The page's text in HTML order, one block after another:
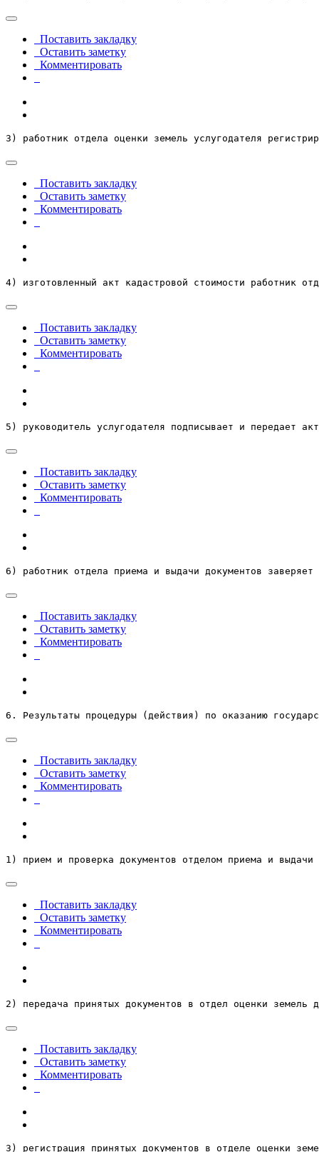
Поставить закладку
Оставить заметку
Комментировать
3) работник отдела оценки земель услугодателя
Поставить закладку
Оставить заметку
Комментировать
4) изготовленный акт кадастровой стоимости работник
Поставить закладку
Оставить заметку
Комментировать
5) руководитель услугодателя подписывает и передает
Поставить закладку
Оставить заметку
Комментировать
6) работник отдела приема и выдачи документов
Поставить закладку
Оставить заметку
Комментировать
6. Результаты процедуры (действия) по оказанию
Поставить закладку
Оставить заметку
Комментировать
1) прием и проверка документов отделом приема и
Поставить закладку
Оставить заметку
Комментировать
2) передача принятых документов в отдел оценки земель
Поставить закладку
Оставить заметку
Комментировать
3) регистрация принятых документов в отделе оценки